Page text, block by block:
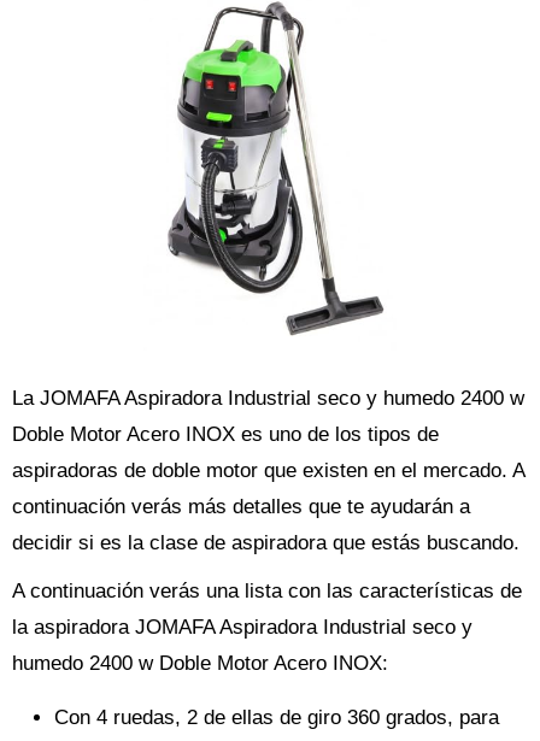
La JOMAFA Aspiradora Industrial seco y humedo 2400 w
Doble Motor Acero INOX es uno de los tipos de
aspiradoras de doble motor que existen en el mercado. A
continuación verás más detalles que te ayudarán a
decidir si es la clase de aspiradora que estás buscando.
A continuación verás una lista con las características de
la aspiradora JOMAFA Aspiradora Industrial seco y
humedo 2400 w Doble Motor Acero INOX:
Con 4 ruedas, 2 de ellas de giro 360 grados, para